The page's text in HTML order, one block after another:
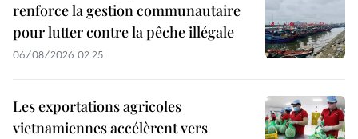
renforce la gestion communautaire
pour lutter contre la pêche illégale
06/08/2026 02:25
Les exportations agricoles
vietnamiennes accélèrent vers